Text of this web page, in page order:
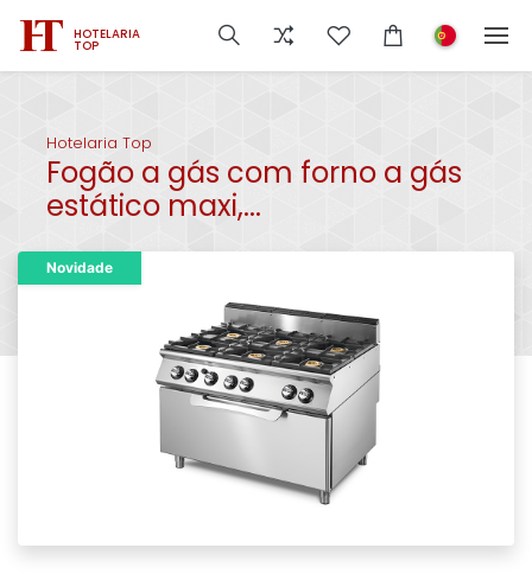
HOTELARIA
TOP
Hotelaria Top
Fogão a gás com forno a gás
estático maxi,...
Novidade